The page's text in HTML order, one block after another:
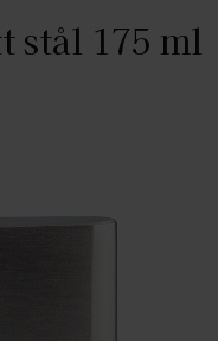
stål 175 ml